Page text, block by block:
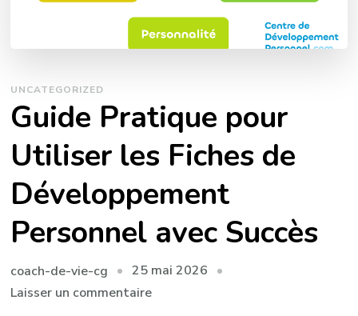
UNCATEGORIZED
Guide Pratique pour
Utiliser les Fiches de
Développement
Personnel avec Succès
coach-de-vie-cg
25 mai 2026
Laisser un commentairesur